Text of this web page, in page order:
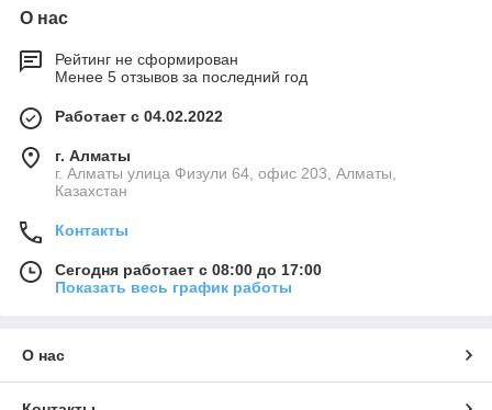
О нас
Рейтинг не сформирован
Менее 5 отзывов за последний год
Работает с 04.02.2022
г. Алматы
г. Алматы улица Физули 64, офис 203, Алматы,
Казахстан
Контакты
Сегодня работает с 08:00 до 17:00
Показать весь график работы
О нас